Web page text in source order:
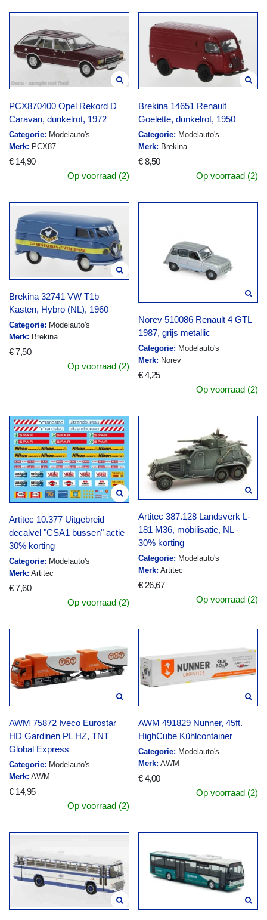
PCX870400 Opel Rekord D
Caravan, dunkelrot, 1972
Categorie: Modelauto's
Merk: PCX87
€ 14,90
Op voorraad (2)
Brekina 14651 Renault
Goelette, dunkelrot, 1950
Categorie: Modelauto's
Merk: Brekina
€ 8,50
Op voorraad (2)
Brekina 32741 VW T1b
Kasten, Hybro (NL), 1960
Categorie: Modelauto's
Merk: Brekina
€ 7,50
Op voorraad (2)
Norev 510086 Renault 4 GTL
1987, grijs metallic
Categorie: Modelauto's
Merk: Norev
€ 4,25
Op voorraad (2)
Artitec 10.377 Uitgebreid
decalvel "CSA1 bussen" actie
30% korting
Categorie: Modelauto's
Merk: Artitec
€ 7,60
Op voorraad (2)
Artitec 387.128 Landsverk L-
181 M36, mobilisatie, NL -
30% korting
Categorie: Modelauto's
Merk: Artitec
€ 26,67
Op voorraad (2)
AWM 75872 Iveco Eurostar
HD Gardinen PL HZ, TNT
Global Express
Categorie: Modelauto's
Merk: AWM
€ 14,95
Op voorraad (2)
AWM 491829 Nunner, 45ft.
HighCube Kühlcontainer
Categorie: Modelauto's
Merk: AWM
€ 4,00
Op voorraad (2)